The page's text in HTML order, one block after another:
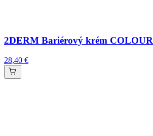
2DERM Bariérový krém COLOUR
28,40 €